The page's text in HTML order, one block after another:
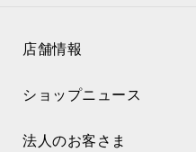
店舗情報
ショップニュース
法人のお客さま